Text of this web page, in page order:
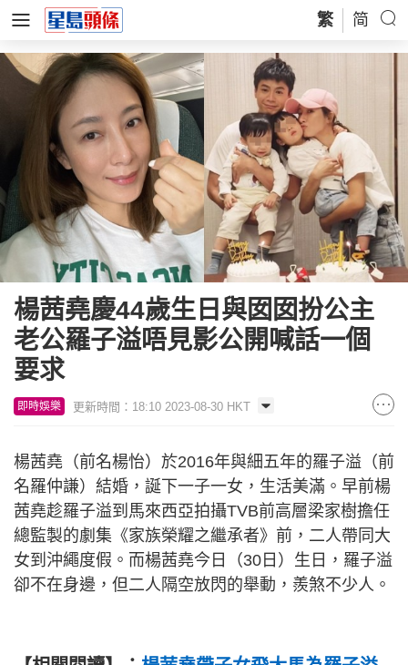
繁 简
楊茜堯慶44歲生日與囡囡扮公主
老公羅子溢唔見影公開喊話一個
要求
即時娛樂 更新時間：18:10 2023-08-30 HKT
楊茜堯（前名楊怡）於2016年與細五年的羅子溢（前
名羅仲謙）結婚，誕下一子一女，生活美滿。早前楊
茜堯趁羅子溢到馬來西亞拍攝TVB前高層梁家樹擔任
總監製的劇集《家族榮耀之繼承者》前，二人帶同大
女到沖繩度假。而楊茜堯今日（30日）生日，羅子溢
卻不在身邊，但二人隔空放閃的舉動，羨煞不少人。